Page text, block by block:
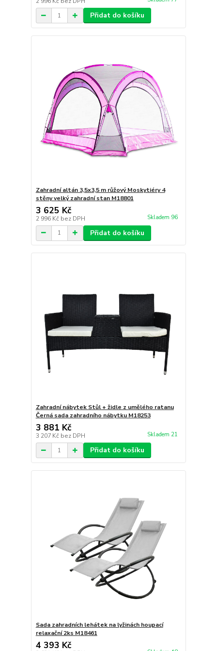
Přidat do košíku
Zahradní altán 3,5x3,5 m růžový Moskytiéry 4
stěny velký zahradní stan M18801
3 625 Kč
2 996 Kč bez DPH Skladem 96
Přidat do košíku
Zahradní nábytek Stůl + židle z umělého ratanu
Černá sada zahradního nábytku M18253
3 881 Kč
3 207 Kč bez DPH Skladem 21
Přidat do košíku
Sada zahradních lehátek na lyžinách houpací
relaxační 2ks M18461
4 393 Kč